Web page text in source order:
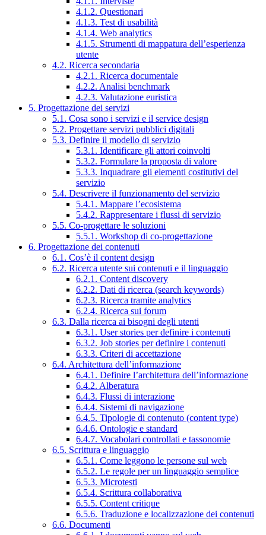
4.1.2. Questionari
4.1.3. Test di usabilità
4.1.4. Web analytics
4.1.5. Strumenti di mappatura dell’esperienza
utente
4.2. Ricerca secondaria
4.2.1. Ricerca documentale
4.2.2. Analisi benchmark
4.2.3. Valutazione euristica
5. Progettazione dei servizi
5.1. Cosa sono i servizi e il service design
5.2. Progettare servizi pubblici digitali
5.3. Definire il modello di servizio
5.3.1. Identificare gli attori coinvolti
5.3.2. Formulare la proposta di valore
5.3.3. Inquadrare gli elementi costitutivi del
servizio
5.4. Descrivere il funzionamento del servizio
5.4.1. Mappare l’ecosistema
5.4.2. Rappresentare i flussi di servizio
5.5. Co-progettare le soluzioni
5.5.1. Workshop di co-progettazione
6. Progettazione dei contenuti
6.1. Cos’è il content design
6.2. Ricerca utente sui contenuti e il linguaggio
6.2.1. Content discovery
6.2.2. Dati di ricerca (search keywords)
6.2.3. Ricerca tramite analytics
6.2.4. Ricerca sui forum
6.3. Dalla ricerca ai bisogni degli utenti
6.3.1. User stories per definire i contenuti
6.3.2. Job stories per definire i contenuti
6.3.3. Criteri di accettazione
6.4. Architettura dell’informazione
6.4.1. Definire l’architettura dell’informazione
6.4.2. Alberatura
6.4.3. Flussi di interazione
6.4.4. Sistemi di navigazione
6.4.5. Tipologie di contenuto (content type)
6.4.6. Ontologie e standard
6.4.7. Vocabolari controllati e tassonomie
6.5. Scrittura e linguaggio
6.5.1. Come leggono le persone sul web
6.5.2. Le regole per un linguaggio semplice
6.5.3. Microtesti
6.5.4. Scrittura collaborativa
6.5.5. Content critique
6.5.6. Traduzione e localizzazione dei contenuti
6.6. Documenti